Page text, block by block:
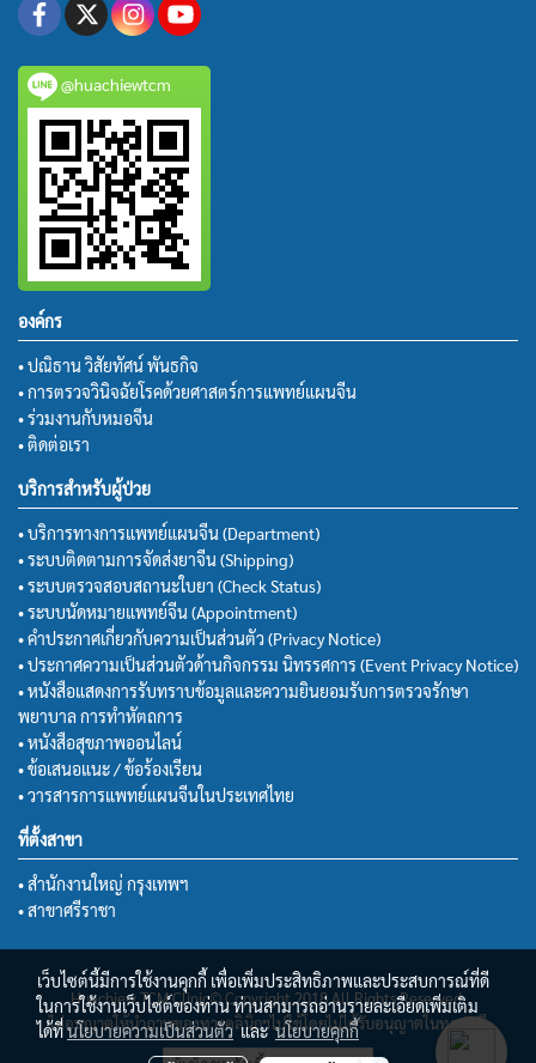
@huachiewtcm
องค์กร
• ปณิธาน วิสัยทัศน์ พันธกิจ
• การตรวจวินิจฉัยโรคด้วยศาสตร์การแพทย์แผนจีน
• ร่วมงานกับหมอจีน
• ติดต่อเรา
บริการสำหรับผู้ป่วย
• บริการทางการแพทย์แผนจีน (Department)
• ระบบติดตามการจัดส่งยาจีน (Shipping)
• ระบบตรวจสอบสถานะใบยา (Check Status)
• ระบบนัดหมายแพทย์จีน (Appointment)
• คำประกาศเกี่ยวกับความเป็นส่วนตัว (Privacy Notice)
• ประกาศความเป็นส่วนตัวด้านกิจกรรม นิทรรศการ (Event Privacy Notice)
• หนังสือแสดงการรับทราบข้อมูลและความยินยอมรับการตรวจรักษา
พยาบาล การทำหัตถการ
• หนังสือสุขภาพออนไลน์
• ข้อเสนอแนะ / ข้อร้องเรียน
• วารสารการแพทย์แผนจีนในประเทศไทย
ที่ตั้งสาขา
• สำนักงานใหญ่ กรุงเทพฯ
• สาขาศรีราชา
Huachiew TCM Clinic© Copyright 2018 All Rights Reserved.
ไม่อนุญาตให้นำภาพของทางคลินิกฯไปใช้โดยไม่ได้รับอนุญาตในทุกกรณี
เว็บไซต์นี้มีการใช้งานคุกกี้ เพื่อเพิ่มประสิทธิภาพและประสบการณ์ที่ดี
ในการใช้งานเว็บไซต์ของท่าน ท่านสามารถอ่านรายละเอียดเพิ่มเติม
ได้ที่นโยบายความเป็นส่วนตัวและนโยบายคุกกี้